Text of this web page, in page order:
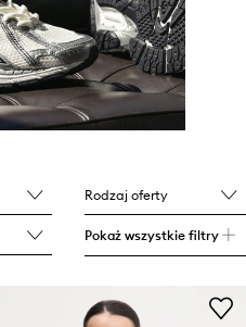
Rodzaj oferty
Pokaż wszystkie filtry